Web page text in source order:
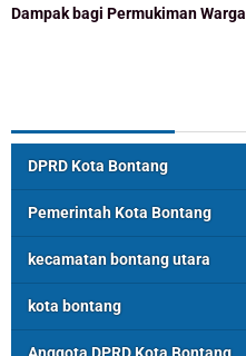
Dampak bagi Permukiman Warga
DPRD Kota Bontang
Pemerintah Kota Bontang
kecamatan bontang utara
kota bontang
Anggota DPRD Kota Bontang